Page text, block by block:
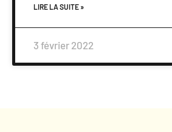
LIRE LA SUITE »
3 février 2022